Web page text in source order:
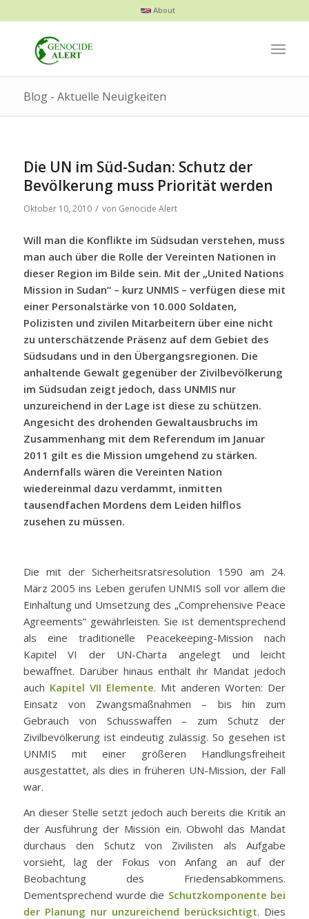
About
Blog - Aktuelle Neuigkeiten
Die UN im Süd-Sudan: Schutz der
Bevölkerung muss Priorität werden
Oktober 10, 2010 / von Genocide Alert
Will man die Konflikte im Südsudan verstehen, muss
man auch über die Rolle der Vereinten Nationen in
dieser Region im Bilde sein. Mit der „United Nations
Mission in Sudan“ – kurz UNMIS – verfügen diese mit
einer Personalstärke von 10.000 Soldaten,
Polizisten und zivilen Mitarbeitern über eine nicht
zu unterschätzende Präsenz auf dem Gebiet des
Südsudans und in den Übergangsregionen. Die
anhaltende Gewalt gegenüber der Zivilbevölkerung
im Südsudan zeigt jedoch, dass UNMIS nur
unzureichend in der Lage ist diese zu schützen.
Angesicht des drohenden Gewaltausbruchs im
Zusammenhang mit dem Referendum im Januar
2011 gilt es die Mission umgehend zu stärken.
Andernfalls wären die Vereinten Nation
wiedereinmal dazu verdammt, inmitten
tausendfachen Mordens dem Leiden hilflos
zusehen zu müssen.
Die mit der Sicherheitsratsresolution 1590 am 24.
März 2005 ins Leben gerufen UNMIS soll vor allem die
Einhaltung und Umsetzung des „Comprehensive Peace
Agreements“ gewährleisten. Sie ist dementsprechend
als eine traditionelle Peacekeeping-Mission nach
Kapitel VI der UN-Charta angelegt und leicht
bewaffnet. Darüber hinaus enthält ihr Mandat jedoch
auch Kapitel VII Elemente. Mit anderen Worten: Der
Einsatz von Zwangsmaßnahmen – bis hin zum
Gebrauch von Schusswaffen – zum Schutz der
Zivilbevölkerung ist eindeutig zulässig. So gesehen ist
UNMIS mit einer größeren Handlungsfreiheit
ausgestattet, als dies in früheren UN-Mission, der Fall
war.
An dieser Stelle setzt jedoch auch bereits die Kritik an
der Ausführung der Mission ein. Obwohl das Mandat
durchaus den Schutz von Zivilisten als Aufgabe
vorsieht, lag der Fokus von Anfang an auf der
Beobachtung des Friedensabkommens.
Dementsprechend wurde die Schutzkomponente bei
der Planung nur unzureichend berücksichtigt. Dies